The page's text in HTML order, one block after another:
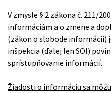
V zmysle § 2 zákona č. 211/
informáciám a o zmene a
(zákon o slobode informácií)
inšpekcia (ďalej len SOI)
sprístupňovanie informácií.
Žiadosti o informáciu sa